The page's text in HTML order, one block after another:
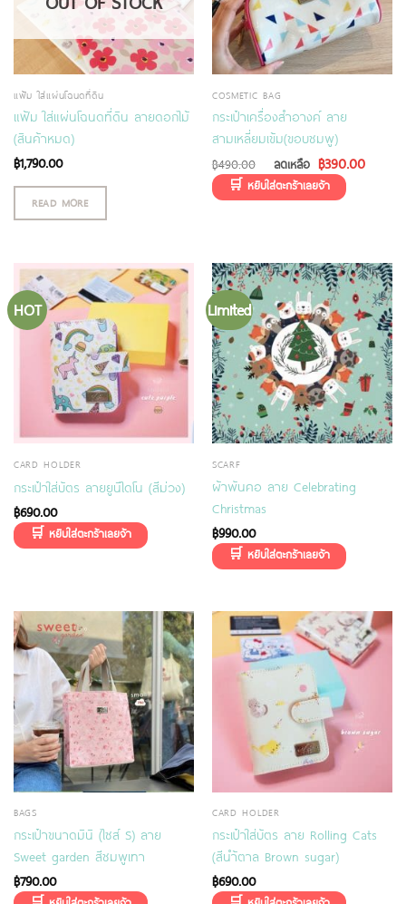
แฟ้ม ใส่แผ่นโฉนดที่ดิน
แฟ้ม ใส่แผ่นโฉนดที่ดิน ลายดอกไม้
(สินค้าหมด)
฿1,790.00
READ MORE
COSMETIC BAG
กระเป๋าเครื่องสำอางค์ ลาย
สามเหลี่ยมเข้ม(ขอบชมพู)
฿490.00 ฿390.00
HOT
CARD HOLDER
กระเป๋าใส่บัตร ลายยูนิไดโน (สีม่วง)
฿690.00
Limited
SCARF
ผ้าพันคอ ลาย Celebrating
Christmas
฿990.00
BAGS
กระเป๋าขนาดมินิ (ไซส์ S) ลาย
Sweet garden สีชมพูเทา
฿790.00
CARD HOLDER
กระเป๋าใส่บัตร ลาย Rolling Cats
(สีนำ้ตาล Brown sugar)
฿690.00